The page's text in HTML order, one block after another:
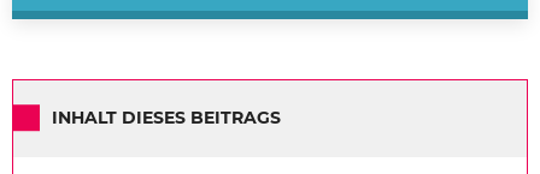
INHALT DIESES BEITRAGS